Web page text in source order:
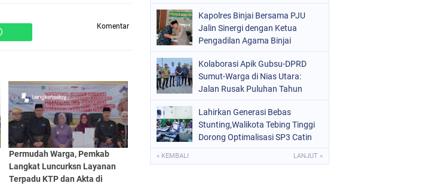
Komentar
Permudah Warga, Pemkab
Langkat Luncurksn Layanan
Terpadu KTP dan Akta di
Kapolres Binjai Bersama PJU
Jalin Sinergi dengan Ketua
Pengadilan Agama Binjai
Kolaborasi Apik Gubsu-DPRD
Sumut-Warga di Nias Utara:
Jalan Rusak Puluhan Tahun
Lahirkan Generasi Bebas
Stunting,Walikota Tebing Tinggi
Dorong Optimalisasi SP3 Catin
« KEMBALI LANJUT »